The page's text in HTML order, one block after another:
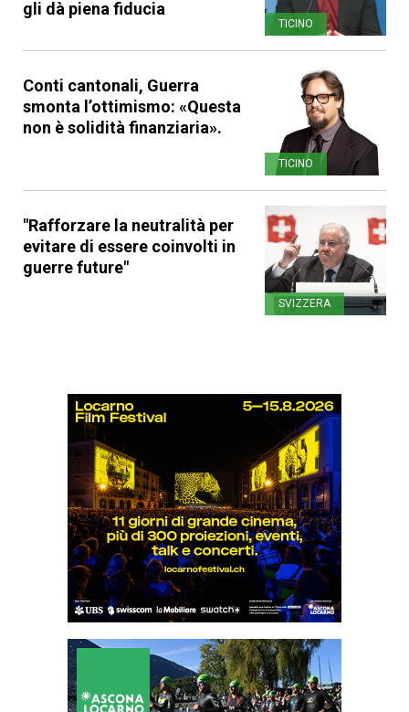
gli dà piena fiducia
TICINO
Conti cantonali, Guerra
smonta l’ottimismo: «Questa
non è solidità finanziaria».
TICINO
"Rafforzare la neutralità per
evitare di essere coinvolti in
guerre future"
SVIZZERA